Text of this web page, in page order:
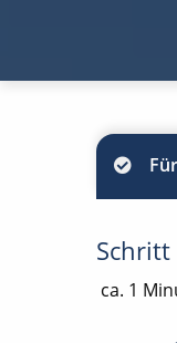
Schritt
ca. 1